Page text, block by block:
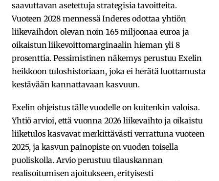
saavuttavan asetettuja strategisia tavoitteita.
Vuoteen 2028 mennessä Inderes odottaa yhtiön
liikevaihdon olevan noin 165 miljoonaa euroa ja
oikaistun liikevoittomarginaalin hieman yli 8
prosenttia. Pessimistinen näkemys perustuu Exelin
heikkoon tuloshistoriaan, joka ei herätä luottamusta
kestävään kannattavaan kasvuun.
Exelin ohjeistus tälle vuodelle on kuitenkin valoisa.
Yhtiö arvioi, että vuonna 2026 liikevaihto ja oikaistu
liiketulos kasvavat merkittävästi verrattuna vuoteen
2025, ja kasvun painopiste on vuoden toisella
puoliskolla. Arvio perustuu tilauskannan
realisoitumisen ajoitukseen, erityisesti